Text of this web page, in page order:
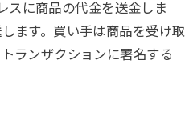
スに商品の代金を送金しま
ます。買い手は商品を受け取
ランザクションに署名する